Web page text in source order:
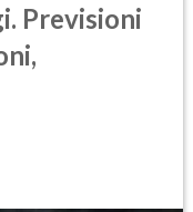
Previsioni